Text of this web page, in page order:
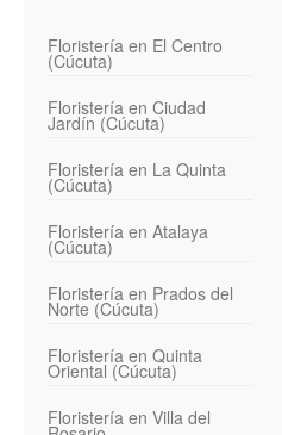
Floristería en El Centro
(Cúcuta)
Floristería en Ciudad
Jardín (Cúcuta)
Floristería en La Quinta
(Cúcuta)
Floristería en Atalaya
(Cúcuta)
Floristería en Prados del
Norte (Cúcuta)
Floristería en Quinta
Oriental (Cúcuta)
Floristería en Villa del